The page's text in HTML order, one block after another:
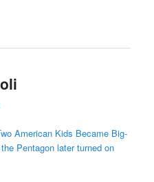
American Kids Became Big-
Pentagon later turned on